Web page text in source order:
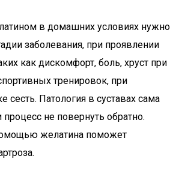
в домашних условиях нужно
заболевания, при проявлении
как дискомфорт, боль, хруст при
тренировок, при
сесть. Патология в суставах сама
процесс не повернуть обратно.
желатина поможет